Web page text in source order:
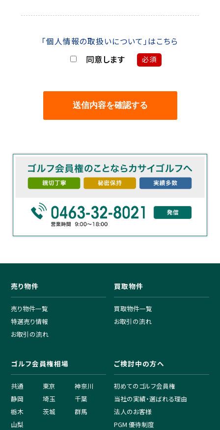
「個人情報の取扱いについて」はこちら
同意します 必須
売り物件
売り物件一覧
特選売り情報
お取引の流れ
買取物件
買取物件一覧
お取引の流れ
ゴルフ会員権相場
共通 東京
神奈川
静岡
埼玉
千葉
栃木
茨城
群馬
山梨
ご検討中の方へ
初めてのゴルフ会員権
当社の実績・選ばれる理由
法人のお客様
PGM 優待制度